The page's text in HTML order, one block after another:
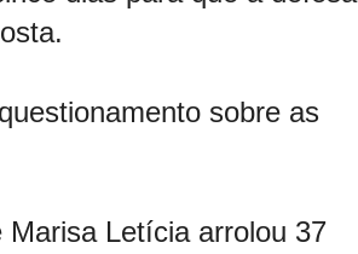
sobre as
Marisa Letícia arrolou 37